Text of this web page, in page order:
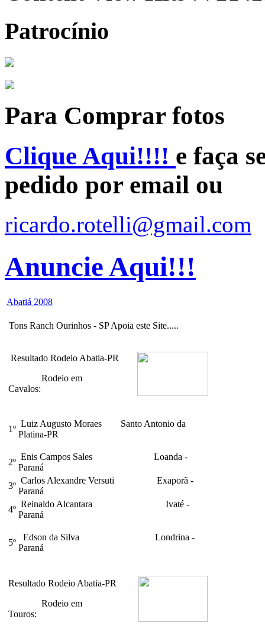
Patrocínio
Para Comprar fotos
Clique Aqui!!!! e faça
pedido por email ou
ricardo.rotelli@gmail.com
Anuncie Aqui!!!
Abatiá 2008
Tons Ranch Ourinhos - SP Apoia este Site.....
Resultado Rodeio Abatia-PR
Rodeio em
Cavalos:
1º
Luiz Augusto Moraes Santo Antonio da
Platina-PR
2º
Enis Campos Sales Loanda -
Paraná
3º
Carlos Alexandre Versuti Exaporã -
Paraná
4º
Reinaldo Alcantara Ivaté -
Paraná
5º
Edson da Silva Londrina -
Paraná
Resultado Rodeio Abatia-PR
Rodeio em
Touros: